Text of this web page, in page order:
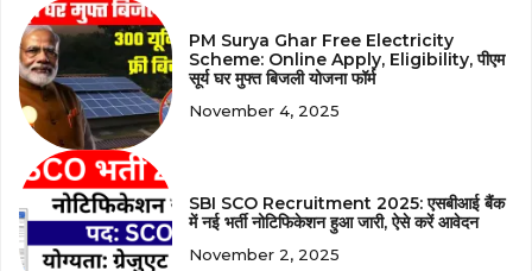
PM Surya Ghar Free Electricity
Scheme: Online Apply, Eligibility, पीएम
सूर्य घर मुफ्त बिजली योजना फॉर्म
November 4, 2025
SBI SCO Recruitment 2025: एसबीआई बैंक
में नई भर्ती नोटिफिकेशन हुआ जारी, ऐसे करें आवेदन
November 2, 2025